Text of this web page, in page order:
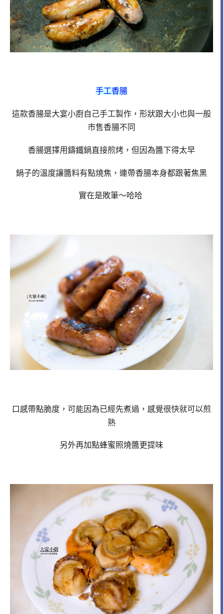
手工香腸
這款香腸是大宴小廚自己手工製作，形狀跟大小也與一般
市售香腸不同
香腸選擇用鑄鐵鍋直接煎烤，但因為醬下得太早
鍋子的溫度讓醬料有點燒焦，連帶香腸本身都跟著焦黑
實在是敗筆～哈哈
口感帶點脆度，可能因為已經先煮過，感覺很快就可以煎
熟
另外再加點蜂蜜照燒醬更提味